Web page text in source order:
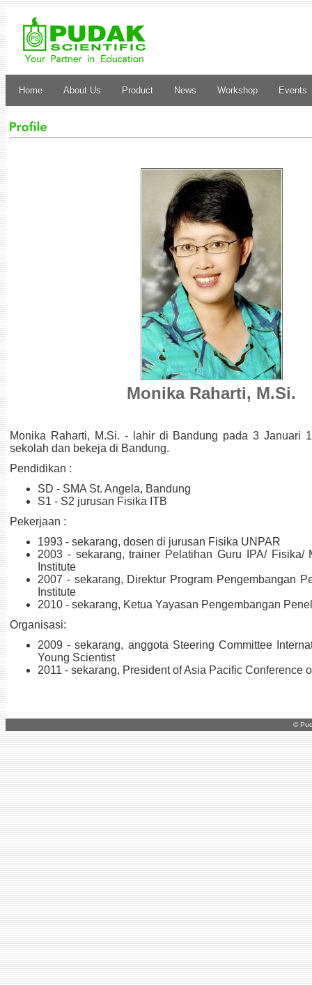
Home About Us Product News Workshop Events
Monika Raharti, M.Si.
Monika Raharti, M.Si. - lahir di Bandung pada 3 Januari
sekolah dan bekeja di Bandung.
Pendidikan :
SD - SMA St. Angela, Bandung
S1 - S2 jurusan Fisika ITB
Pekerjaan :
1993 - sekarang, dosen di jurusan Fisika UNPAR
2003 - sekarang, trainer Pelatihan Guru IPA/ Fisika/
Institute
2007 - sekarang, Direktur Program Pengembangan
Institute
2010 - sekarang, Ketua Yayasan Pengembangan
Organisasi:
2009 - sekarang, anggota Steering Committee
Young Scientist
2011 - sekarang, President of Asia Pacific Conference
©